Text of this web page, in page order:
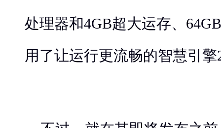
处理器和4GB超大运存、
用了让运行更流畅的智慧引擎